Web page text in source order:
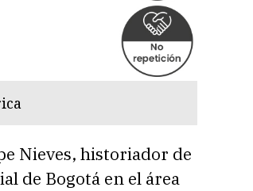
Nieves, historiador de
de Bogotá en el área